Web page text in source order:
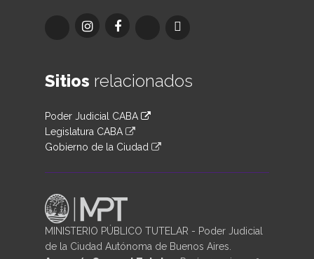
Sitios relacionados
Poder Judicial CABA
Legislatura CABA
Gobierno de la Ciudad
MINISTERIO PÚBLICO TUTELAR - Poder Judicial
de la Ciudad Autónoma de Buenos Aires.